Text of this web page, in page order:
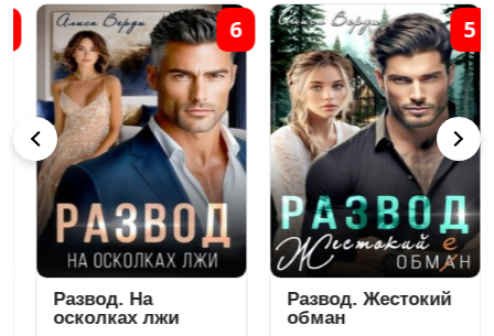
Развод. На
осколках лжи
6
Развод. Жестокий
обман